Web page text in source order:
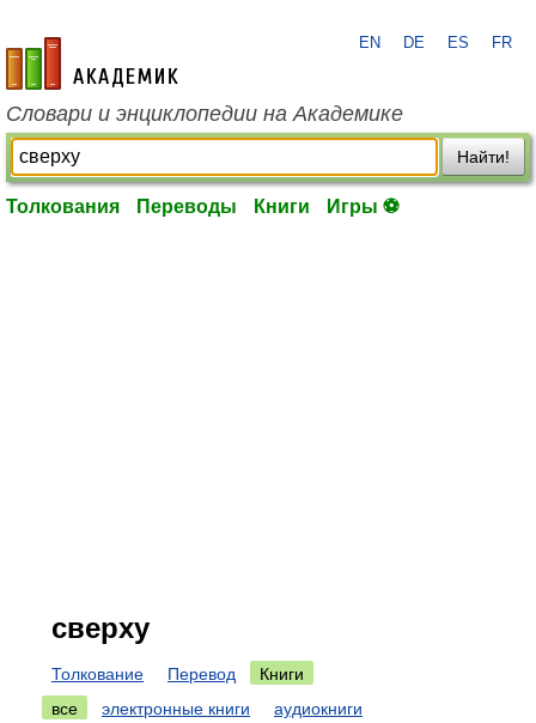
academic.ru
EN DE ES FR
Словари и энциклопедии на Академике
Найти!
Толкования Переводы Книги Игры ⚽
сверху
Толкование Перевод
Книги
все
электронные книги аудиокниги